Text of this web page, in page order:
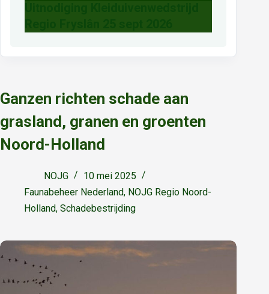
Ganzen richten schade aan
grasland, granen en groenten
Noord-Holland
NOJG
10 mei 2025
Faunabeheer Nederland, NOJG Regio Noord-
Holland, Schadebestrijding